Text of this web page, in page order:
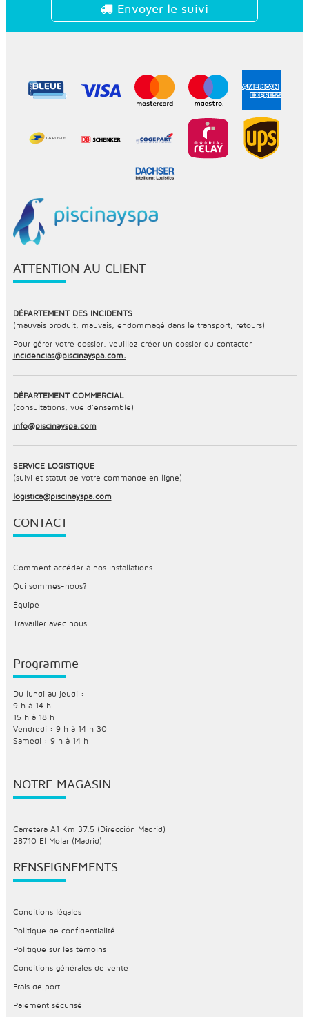
Envoyer le suivi
ATTENTION AU CLIENT
DÉPARTEMENT DES INCIDENTS
(mauvais produit, mauvais, endommagé dans le transport, retours)
Pour gérer votre dossier, veuillez créer un dossier ou contacter
incidencias@piscinayspa.com.
DÉPARTEMENT COMMERCIAL
(consultations, vue d’ensemble)
info@piscinayspa.com
SERVICE LOGISTIQUE
(suivi et statut de votre commande en ligne)
logistica@piscinayspa.com
CONTACT
Comment accéder à nos installations
Qui sommes-nous?
Équipe
Travailler avec nous
Programme
Du lundi au jeudi :
9 h à 14 h
15 h à 18 h
Vendredi : 9 h à 14 h 30
Samedi : 9 h à 14 h
NOTRE MAGASIN
Carretera A1 Km 37.5 (Dirección Madrid)
28710 El Molar (Madrid)
RENSEIGNEMENTS
Conditions légales
Politique de confidentialité
Politique sur les témoins
Conditions générales de vente
Frais de port
Paiement sécurisé